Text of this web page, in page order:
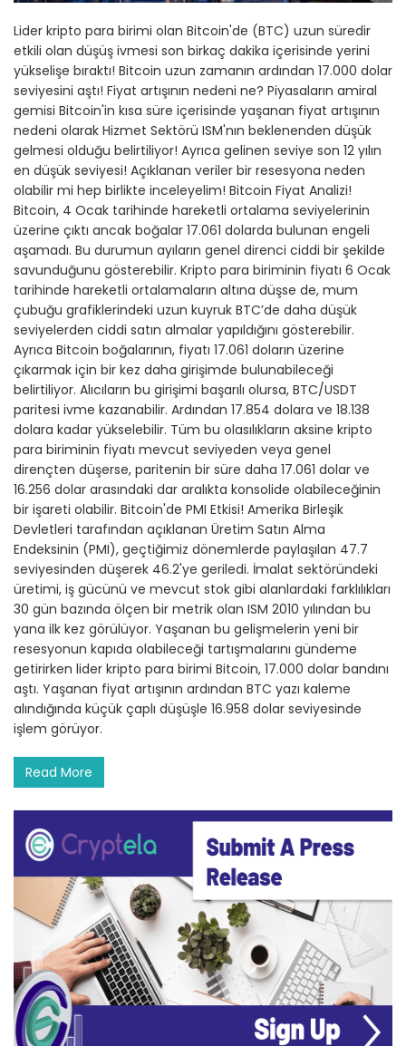
Lider kripto para birimi olan Bitcoin'de (BTC) uzun süredir
etkili olan düşüş ivmesi son birkaç dakika içerisinde yerini
yükselişe bıraktı! Bitcoin uzun zamanın ardından 17.000 dolar
seviyesini aştı! Fiyat artışının nedeni ne? Piyasaların amiral
gemisi Bitcoin'in kısa süre içerisinde yaşanan fiyat artışının
nedeni olarak Hizmet Sektörü ISM'nın beklenenden düşük
gelmesi olduğu belirtiliyor! Ayrıca gelinen seviye son 12 yılın
en düşük seviyesi! Açıklanan veriler bir resesyona neden
olabilir mi hep birlikte inceleyelim! Bitcoin Fiyat Analizi!
Bitcoin, 4 Ocak tarihinde hareketli ortalama seviyelerinin
üzerine çıktı ancak boğalar 17.061 dolarda bulunan engeli
aşamadı. Bu durumun ayıların genel direnci ciddi bir şekilde
savunduğunu gösterebilir. Kripto para biriminin fiyatı 6 Ocak
tarihinde hareketli ortalamaların altına düşse de, mum
çubuğu grafiklerindeki uzun kuyruk BTC’de daha düşük
seviyelerden ciddi satın almalar yapıldığını gösterebilir.
Ayrıca Bitcoin boğalarının, fiyatı 17.061 doların üzerine
çıkarmak için bir kez daha girişimde bulunabileceği
belirtiliyor. Alıcıların bu girişimi başarılı olursa, BTC/USDT
paritesi ivme kazanabilir. Ardından 17.854 dolara ve 18.138
dolara kadar yükselebilir. Tüm bu olasılıkların aksine kripto
para biriminin fiyatı mevcut seviyeden veya genel
dirençten düşerse, paritenin bir süre daha 17.061 dolar ve
16.256 dolar arasındaki dar aralıkta konsolide olabileceğinin
bir işareti olabilir. Bitcoin'de PMI Etkisi! Amerika Birleşik
Devletleri tarafından açıklanan Üretim Satın Alma
Endeksinin (PMI), geçtiğimiz dönemlerde paylaşılan 47.7
seviyesinden düşerek 46.2'ye geriledi. İmalat sektöründeki
üretimi, iş gücünü ve mevcut stok gibi alanlardaki farklılıkları
30 gün bazında ölçen bir metrik olan ISM 2010 yılından bu
yana ilk kez görülüyor. Yaşanan bu gelişmelerin yeni bir
resesyonun kapıda olabileceği tartışmalarını gündeme
getirirken lider kripto para birimi Bitcoin, 17.000 dolar bandını
aştı. Yaşanan fiyat artışının ardından BTC yazı kaleme
alındığında küçük çaplı düşüşle 16.958 dolar seviyesinde
işlem görüyor.
Read More